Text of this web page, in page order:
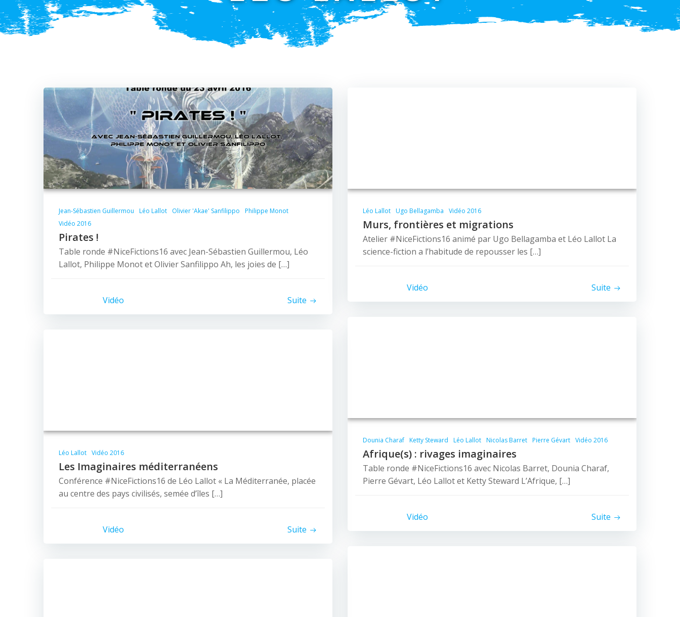
Jean-Sébastien Guillermou Léo Lallot Olivier 'Akae' Sanfilippo
Philippe Monot
Vidéo 2016
Pirates !
Table ronde #NiceFictions16 avec Jean-Sébastien Guillermou, Léo
Lallot, Philippe Monot et Olivier Sanfilippo Ah, les joies de […]
Vidéo Suite
Léo Lallot Ugo Bellagamba Vidéo 2016
Murs, frontières et migrations
Atelier #NiceFictions16 animé par Ugo Bellagamba et Léo Lallot La
science-fiction a l’habitude de repousser les […]
Vidéo Suite
Dounia Charaf Ketty Steward Léo Lallot Nicolas Barret Pierre Gévart Vidéo 2016
Afrique(s) : rivages imaginaires
Table ronde #NiceFictions16 avec Nicolas Barret, Dounia Charaf,
Pierre Gévart, Léo Lallot et Ketty Steward L’Afrique, […]
Vidéo Suite
Léo Lallot Vidéo 2016
Les Imaginaires méditerranéens
Conférence #NiceFictions16 de Léo Lallot « La Méditerranée, placée
au centre des pays civilisés, semée d’îles […]
Vidéo Suite